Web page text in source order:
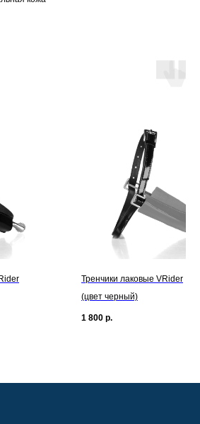
Тренчики лаковые VRider
(цвет черный)
1 800 р.